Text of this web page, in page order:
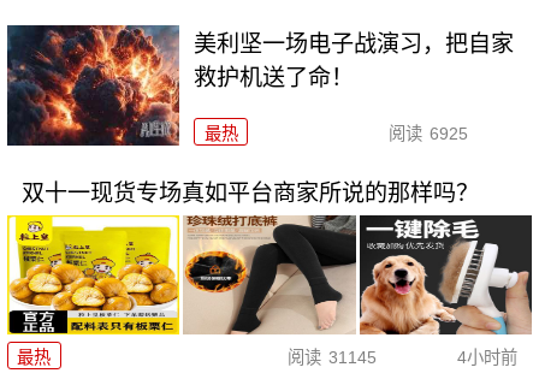
美利坚一场电子战演习，把自家
救护机送了命！
最热 阅读 6925
双十一现货专场真如平台商家所说的那样吗？
最热 阅读 31145 4小时前